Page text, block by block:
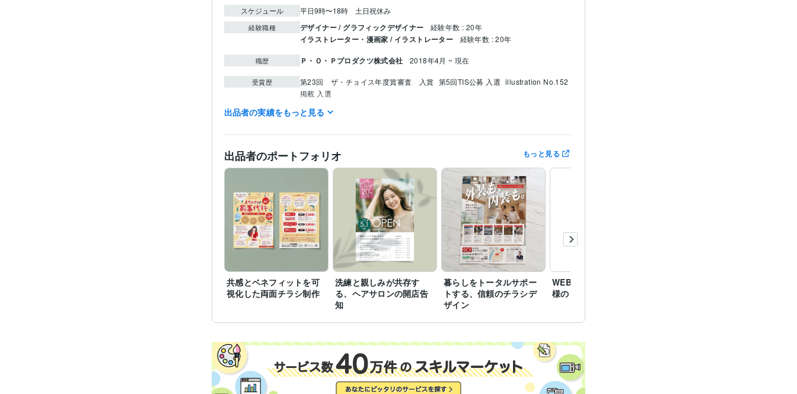
スケジュール 平日9時〜18時　土日祝休み
経験職種 デザイナー / グラフィックデザイナー 経験年数 : 20年
イラストレーター・漫画家 / イラストレーター 経験年数 : 20年
職歴 Ｐ・Ｏ・Ｐプロダクツ株式会社 2018年4月 ~ 現在
受賞歴 第23回　ザ・チョイス年度賞審査　入賞 第5回TIS公募 入選 illustration No.152
掲載 入選
ビジネス・クリエイ Adobe Illustrator:20年
日本大学 2002年3月 ~ 2006年2月
出品者の実績をもっと見る
出品者のポートフォリオ もっと見る
共感とベネフィットを可
視化した両面チラシ制作
洗練と親しみが共存す
る、ヘアサロンの開店告
知
暮らしをトータルサポー
トする、信頼のチラシデ
ザイン
WEB STUDIO VANILLA
様のロゴ作成しました。